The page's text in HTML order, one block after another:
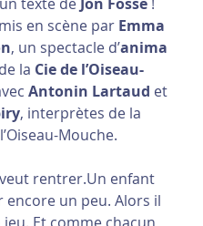
en scène par Emma
, un spectacle d’anima
la Cie de l’Oiseau-
Antonin Lartaud et
, interprètes de la
Mouche.
rentrer.Un enfant
encore un peu. Alors il